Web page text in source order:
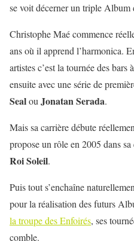
se voit décerner un triple Album
Christophe Maé commence
ans où il apprend l’harmonica.
artistes c’est la tournée des bars
ensuite avec une série de
Sealou Jonatan Serada.
Mais sa carrière débute
propose un rôle en 2005 dans
Roi Soleil.
Puis tout s’enchaîne
pour la réalisation des futurs
la troupe des Enfoirés, ses
comble.